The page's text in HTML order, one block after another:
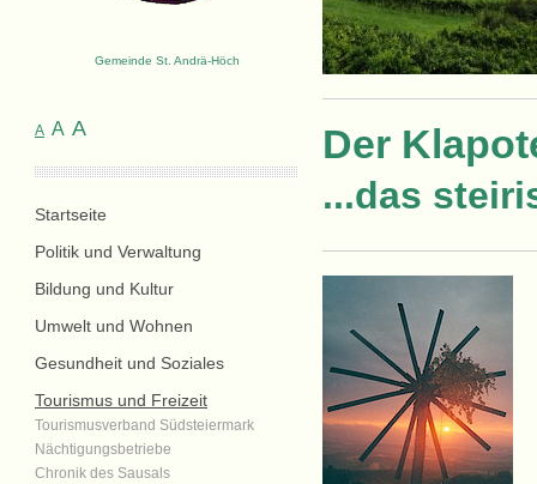
Gemeinde St. Andrä-Höch
A A A
Startseite
Politik und Verwaltung
Bildung und Kultur
Umwelt und Wohnen
Gesundheit und Soziales
Tourismus und Freizeit
Tourismusverband Südsteiermark
Nächtigungsbetriebe
Chronik des Sausals
Der
...das